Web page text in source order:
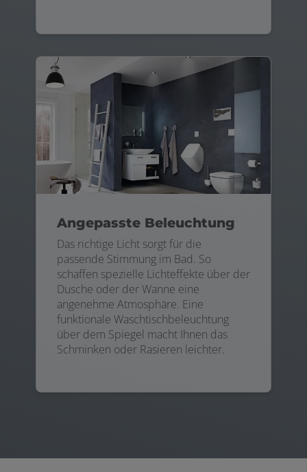
Angepasste Beleuchtung
Das richtige Licht sorgt für die
passende Stimmung im Bad. So
schaffen spezielle Lichteffekte über der
Dusche oder der Wanne eine
angenehme Atmosphäre. Eine
funktionale Waschtischbeleuchtung
über dem Spiegel macht Ihnen das
Schminken oder Rasieren leichter.